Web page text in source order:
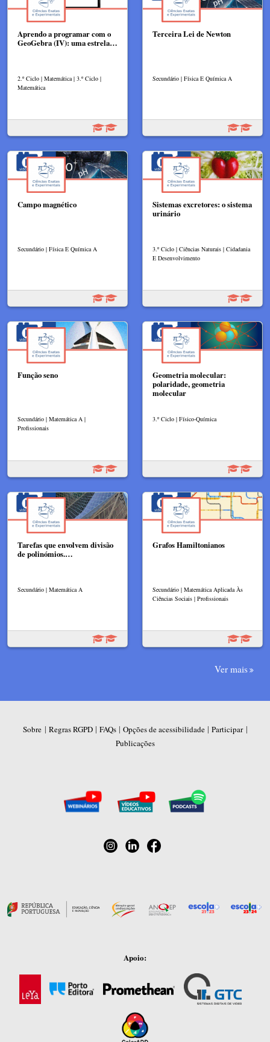
Aprendo a programar com o
GeoGebra (IV): uma estrela…
2.º Ciclo | Matemática | 3.º Ciclo |
Matemática
Terceira Lei de Newton
Secundário | Física E Química A
Campo magnético
Secundário | Física E Química A
Sistemas excretores: o sistema
urinário
3.º Ciclo | Ciências Naturais | Cidadania
E Desenvolvimento
Função seno
Secundário | Matemática A |
Profissionais
Geometria molecular:
polaridade, geometria
molecular
3.º Ciclo | Físico-Química
Tarefas que envolvem divisão
de polinómios.…
Secundário | Matemática A
Grafos Hamiltonianos
Secundário | Matemática Aplicada Às
Ciências Sociais | Profissionais
Ver mais
Sobre | Regras RGPD| FAQs| Opções de acessibilidade| Participar|
Publicações
Apoio: